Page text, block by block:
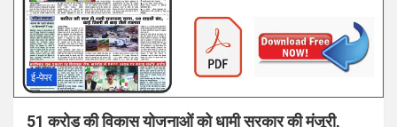
ई-पेपर
51 करोड़ की विकास योजनाओं को धामी सरकार की मंजूरी,